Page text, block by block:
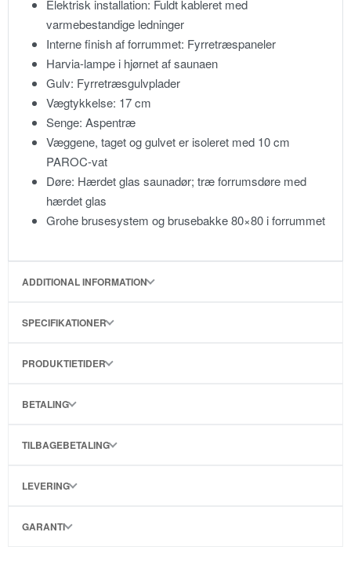
Elektrisk installation: Fuldt kableret med
varmebestandige ledninger
Interne finish af forrummet: Fyrretræspaneler
Harvia-lampe i hjørnet af saunaen
Gulv: Fyrretræsgulvplader
Vægtykkelse: 17 cm
Senge: Aspentræ
Væggene, taget og gulvet er isoleret med 10 cm
PAROC-vat
Døre: Hærdet glas saunadør; træ forrumsdøre med
hærdet glas
Grohe brusesystem og brusebakke 80×80 i forrummet
ADDITIONAL INFORMATION
SPECIFIKATIONER
PRODUKTIETIDER
BETALING
TILBAGEBETALING
LEVERING
GARANTI